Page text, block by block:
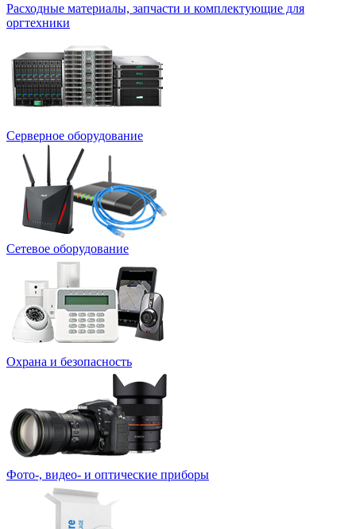
Расходные материалы, запчасти и комплектующие для
оргтехники
Серверное оборудование
Сетевое оборудование
Охрана и безопасность
Фото-, видео- и оптические приборы